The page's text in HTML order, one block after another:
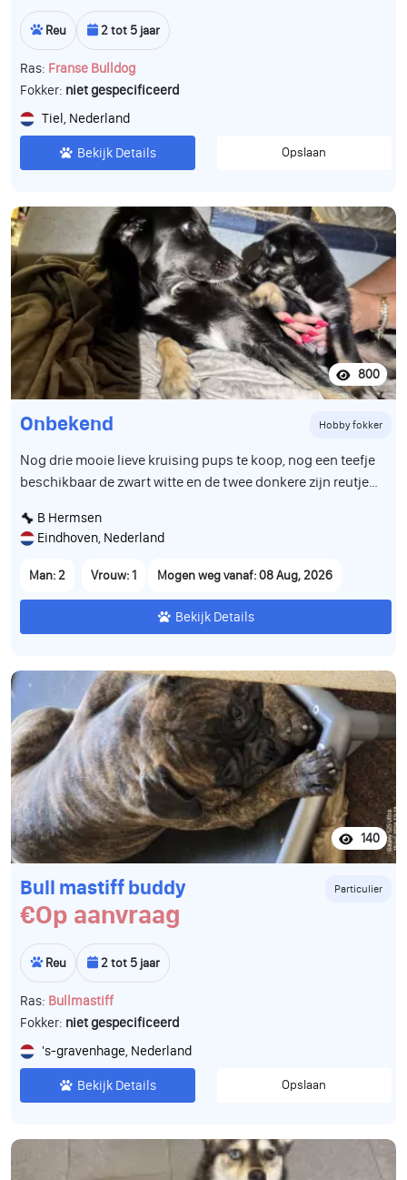
Reu 2 tot 5 jaar
Ras: Franse Bulldog
Fokker: niet gespecificeerd
Tiel, Nederland
Bekijk Details Opslaan
800
Onbekend Hobby fokker
Nog drie mooie lieve kruising pups te koop, nog een teefje
beschikbaar de zwart witte en de twee donkere zijn reutjes,
nest verlaten, zijn volledig ontwormd en gevaccineerd en
hebben een paspoort
B Hermsen
Eindhoven, Nederland
Man: 2 Vrouw: 1 Mogen weg vanaf: 08 Aug, 2026
Bekijk Details
140
Bull mastiff buddy Particulier
€Op aanvraag
Reu 2 tot 5 jaar
Ras: Bullmastiff
Fokker: niet gespecificeerd
's-gravenhage, Nederland
Bekijk Details Opslaan